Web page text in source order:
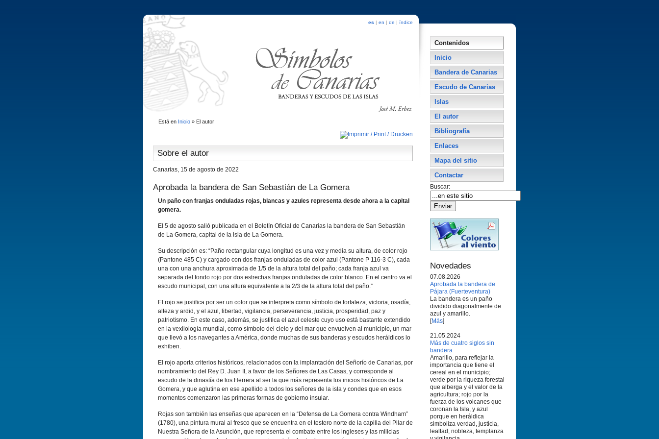
es | en | de | índice
Está en Inicio» El autor
Sobre el autor
Canarias, 15 de agosto de 2022
Aprobada la bandera de San Sebastián de La Gomera
Un paño con franjas onduladas rojas, blancas y azules representa desde ahora a la capital
gomera.
El 5 de agosto salió publicada en el Boletín Oficial de Canarias la bandera de San Sebastián
de La Gomera, capital de la isla de La Gomera.
Su descripción es: “Paño rectangular cuya longitud es una vez y media su altura, de color rojo
(Pantone 485 C) y cargado con dos franjas onduladas de color azul (Pantone P 116-3 C), cada
una con una anchura aproximada de 1/5 de la altura total del paño; cada franja azul va
separada del fondo rojo por dos estrechas franjas onduladas de color blanco. En el centro va el
escudo municipal, con una altura equivalente a la 2/3 de la altura total del paño.”
El rojo se justifica por ser un color que se interpreta como símbolo de fortaleza, victoria, osadía,
alteza y ardid, y el azul, libertad, vigilancia, perseverancia, justicia, prosperidad, paz y
patriotismo. En este caso, además, se justifica el azul celeste cuyo uso está bastante extendido
en la vexilología mundial, como símbolo del cielo y del mar que envuelven al municipio, un mar
que llevó a los navegantes a América, donde muchas de sus banderas y escudos heráldicos lo
exhiben.
El rojo aporta criterios históricos, relacionados con la implantación del Señorío de Canarias, por
nombramiento del Rey D. Juan II, a favor de los Señores de Las Casas, y corresponde al
escudo de la dinastía de los Herrera al ser la que más representa los inicios históricos de La
Gomera, y que aglutina en ese apellido a todos los señores de la isla y condes que en esos
momentos comenzaron las primeras formas de gobierno insular.
Rojas son también las enseñas que aparecen en la “Defensa de La Gomera contra Windham”
(1780), una pintura mural al fresco que se encuentra en el testero norte de la capilla del Pilar de
Nuestra Señora de la Asunción, que representa el combate entre los ingleses y las milicias
Contenidos
Inicio
Bandera de Canarias
Escudo de Canarias
Islas
El autor
Bibliografí­a
Enlaces
Mapa del sitio
Contactar
Buscar:
Novedades
07.08.2026
Aprobada la bandera de
Pájara (Fuerteventura)
La bandera es un paño
dividido diagonalmente de
azul y amarillo.
[Más]
21.05.2024
Más de cuatro siglos sin
bandera
Amarillo, para reflejar la
importancia que tiene el
cereal en el municipio;
verde por la riqueza forestal
que alberga y el valor de la
agricultura; rojo por la
fuerza de los volcanes que
coronan la Isla, y azul
porque en heráldica
simboliza verdad, justicia,
lealtad, nobleza, templanza